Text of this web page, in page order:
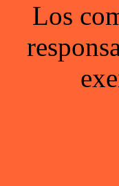
Los